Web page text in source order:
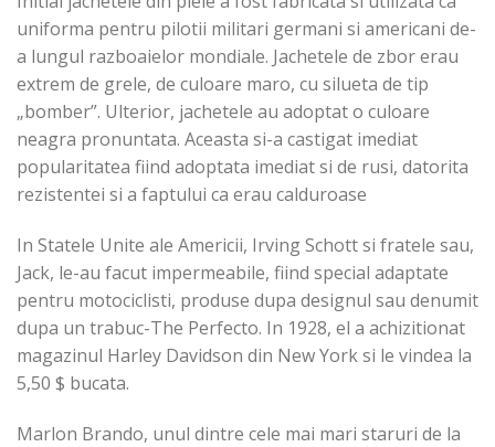
uniforma pentru pilotii militari germani si americani de-
a lungul razboaielor mondiale. Jachetele de zbor erau
extrem de grele, de culoare maro, cu silueta de tip
„bomber”. Ulterior, jachetele au adoptat o culoare
neagra pronuntata. Aceasta si-a castigat imediat
popularitatea fiind adoptata imediat si de rusi, datorita
rezistentei si a faptului ca erau calduroase
In Statele Unite ale Americii, Irving Schott si fratele sau,
Jack, le-au facut impermeabile, fiind special adaptate
pentru motociclisti, produse dupa designul sau denumit
dupa un trabuc-The Perfecto. In 1928, el a achizitionat
magazinul Harley Davidson din New York si le vindea la
5,50 $ bucata.
Marlon Brando, unul dintre cele mai mari staruri de la